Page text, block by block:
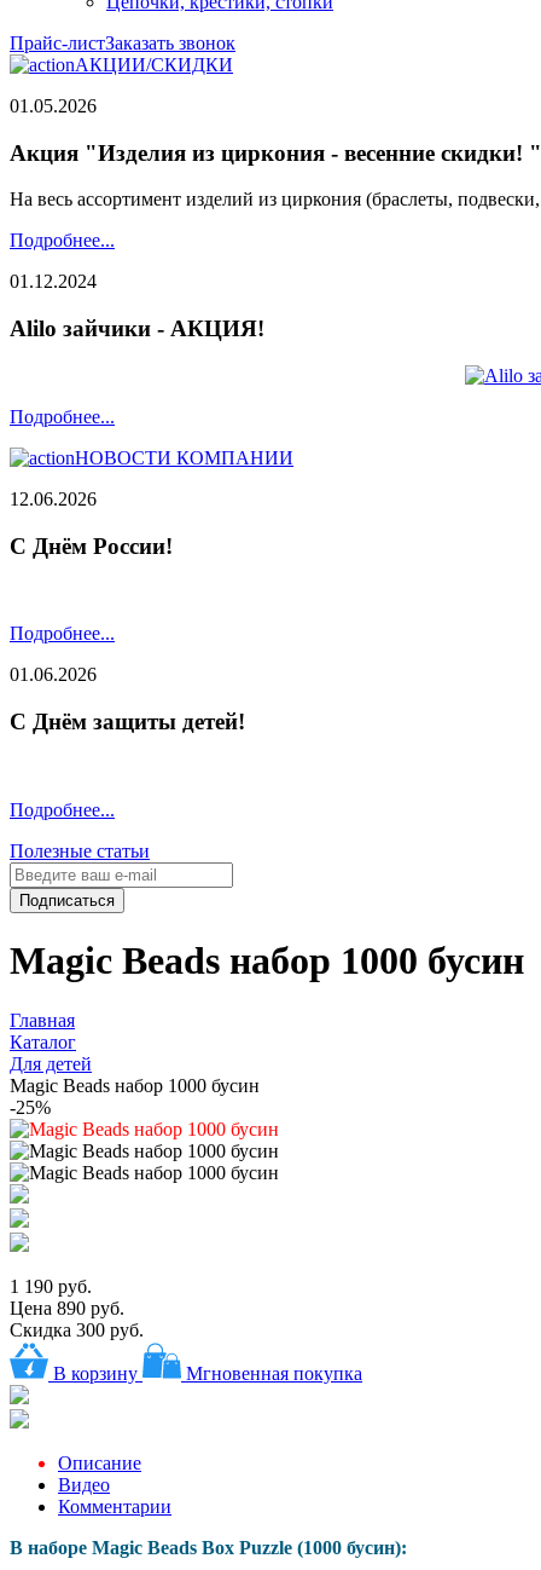
Прайс-листЗаказать звонок
АКЦИИ/СКИДКИ
01.05.2026
Акция "Изделия из циркония - весенние скидки! "
На весь ассортимент изделий из циркония (браслеты,
Подробнее...
01.12.2024
Alilo зайчики - АКЦИЯ!
Подробнее...
НОВОСТИ КОМПАНИИ
12.06.2026
С Днём России!
Подробнее...
01.06.2026
С Днём защиты детей!
Подробнее...
Полезные статьи
Подписаться
Magic Beads набор 1000 бусин
Главная
Каталог
Для детей
Magic Beads набор 1000 бусин
-25%
1 190 руб.
Цена 890 руб.
Скидка 300 руб.
В корзину Мгновенная покупка
Описание
Видео
Комментарии
В наборе Magic Beads Box Puzzle (1000 бусин):